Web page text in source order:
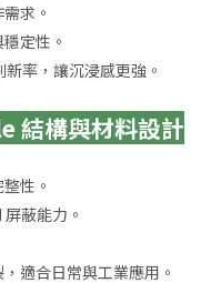
求。
定性。
率，讓沉浸感更強。
構與材料設計
性。
蔽能力。
適合日常與工業應用。